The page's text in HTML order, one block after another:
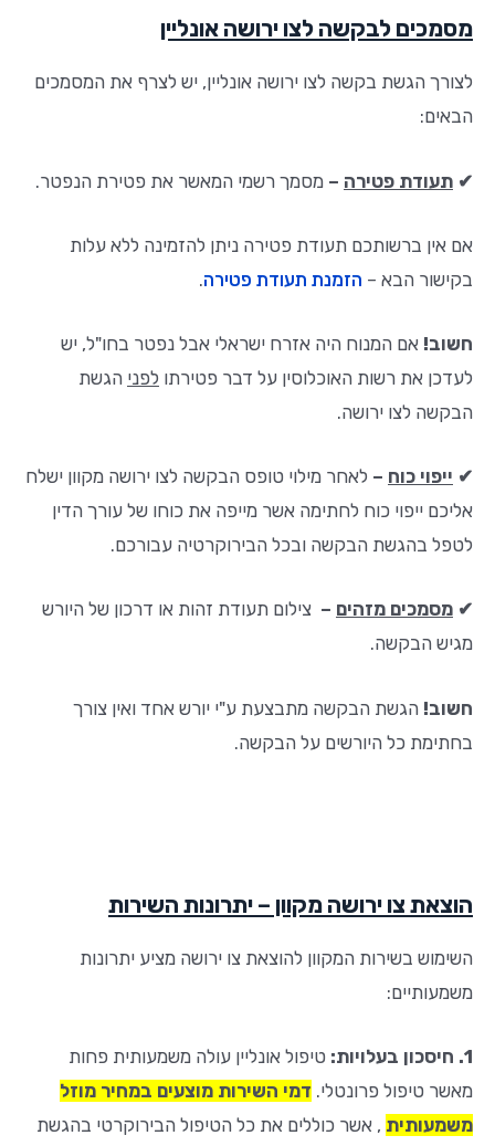
מסמכים לבקשה לצו ירושה אונליין
לצורך הגשת בקשה לצו ירושה אונליין, יש לצרף את המסמכים
הבאים:
✔ תעודת פטירה – מסמך רשמי המאשר את פטירת הנפטר.
אם אין ברשותכם תעודת פטירה ניתן להזמינה ללא עלות
בקישור הבא – הזמנת תעודת פטירה.
חשוב! אם המנוח היה אזרח ישראלי אבל נפטר בחו"ל, יש
לעדכן את רשות האוכלוסין על דבר פטירתו לפני הגשת
הבקשה לצו ירושה.
✔ ייפוי כוח – לאחר מילוי טופס הבקשה לצו ירושה מקוון ישלח
אליכם ייפוי כוח לחתימה אשר מייפה את כוחו של עורך הדין
לטפל בהגשת הבקשה ובכל הבירוקרטיה עבורכם.
✔ מסמכים מזהים – צילום תעודת זהות או דרכון של היורש
מגיש הבקשה.
חשוב! הגשת הבקשה מתבצעת ע"י יורש אחד ואין צורך
בחתימת כל היורשים על הבקשה.
הוצאת צו ירושה מקוון – יתרונות השירות
השימוש בשירות המקוון להוצאת צו ירושה מציע יתרונות
משמעותיים:
1. חיסכון בעלויות:
טיפול אונליין עולה משמעותית פחות
מאשר טיפול פרונטלי. דמי השירות מוצעים במחיר מוזל
משמעותית , אשר כוללים את כל הטיפול הבירוקרטי בהגשת